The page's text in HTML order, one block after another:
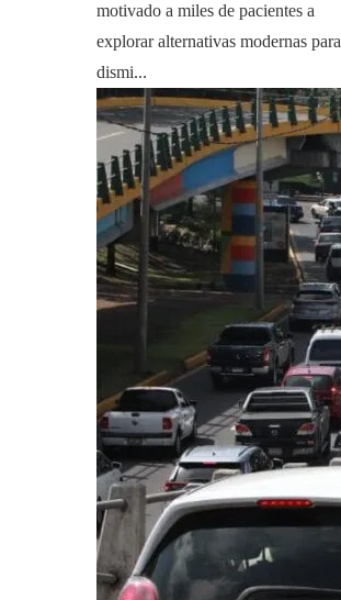
motivado a miles de pacientes a
explorar alternativas modernas para
dismi...